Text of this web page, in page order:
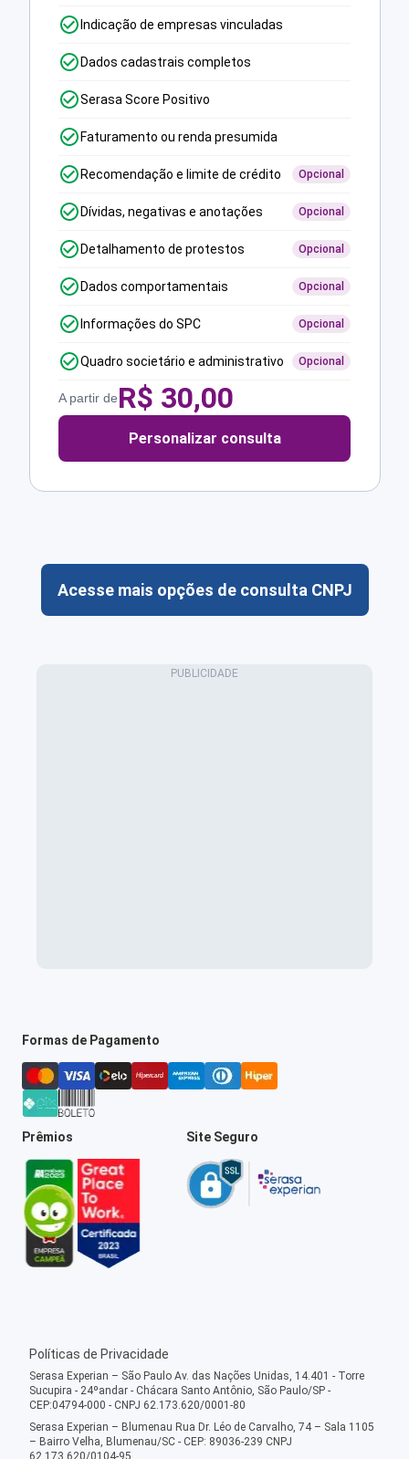
Indicação de empresas vinculadas
Dados cadastrais completos
Serasa Score Positivo
Faturamento ou renda presumida
Recomendação e limite de crédito Opcional
Dívidas, negativas e anotações Opcional
Detalhamento de protestos Opcional
Dados comportamentais Opcional
Informações do SPC Opcional
Quadro societário e administrativo Opcional
A partir deR$ 30,00
Personalizar consulta
Acesse mais opções de consulta CNPJ
Formas de Pagamento
Prêmios Site Seguro
Políticas de Privacidade
Serasa Experian – São Paulo Av. das Nações Unidas, 14.401 - Torre
Sucupira - 24ºandar - Chácara Santo Antônio, São Paulo/SP -
CEP:04794-000 - CNPJ 62.173.620/0001-80
Serasa Experian – Blumenau Rua Dr. Léo de Carvalho, 74 – Sala 1105
– Bairro Velha, Blumenau/SC - CEP: 89036-239 CNPJ
62.173.620/0104-95